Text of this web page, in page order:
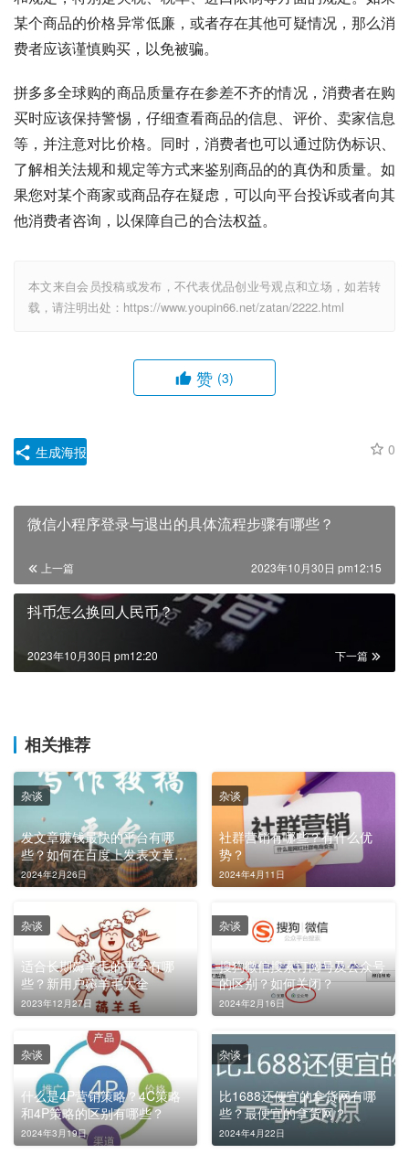
某个商品的价格异常低廉，或者存在其他可疑情况，那么消
费者应该谨慎购买，以免被骗。
拼多多全球购的商品质量存在参差不齐的情况，消费者在购
买时应该保持警惕，仔细查看商品的信息、评价、卖家信息
等，并注意对比价格。同时，消费者也可以通过防伪标识、
了解相关法规和规定等方式来鉴别商品的的真伪和质量。如
果您对某个商家或商品存在疑虑，可以向平台投诉或者向其
他消费者咨询，以保障自己的合法权益。
本文来自会员投稿或发布，不代表优品创业号观点和立场，如若转
载，请注明出处：https://www.youpin66.net/zatan/2222.html
赞 (3)
0
生成海报
微信小程序登录与退出的具体流程步骤有哪些？
上一篇 2023年10月30日 pm12:15
抖币怎么换回人民币？
下一篇
2023年10月30日 pm12:20
相关推荐
发文章赚钱最快的平台有哪
些？如何在百度上发表文章赚
稿费？
2024年2月26日
杂谈
社群营销有哪些？有什么优
势？
2024年4月11日
杂谈
适合长期薅羊毛的平台有哪
些？新用户薅羊毛大全
2023年12月27日
杂谈
搜狗微信搜索订阅号及公众号
的区别？如何关闭？
2024年2月16日
杂谈
什么是4P营销策略？4C策略
和4P策略的区别有哪些？
2024年3月19日
杂谈
比1688还便宜的拿货网有哪
些？最便宜的拿货网？
2024年4月22日
杂谈